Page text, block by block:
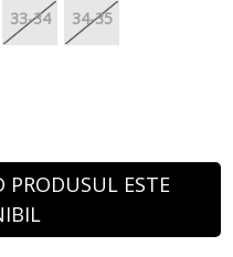
33-34 34-35
ESTE